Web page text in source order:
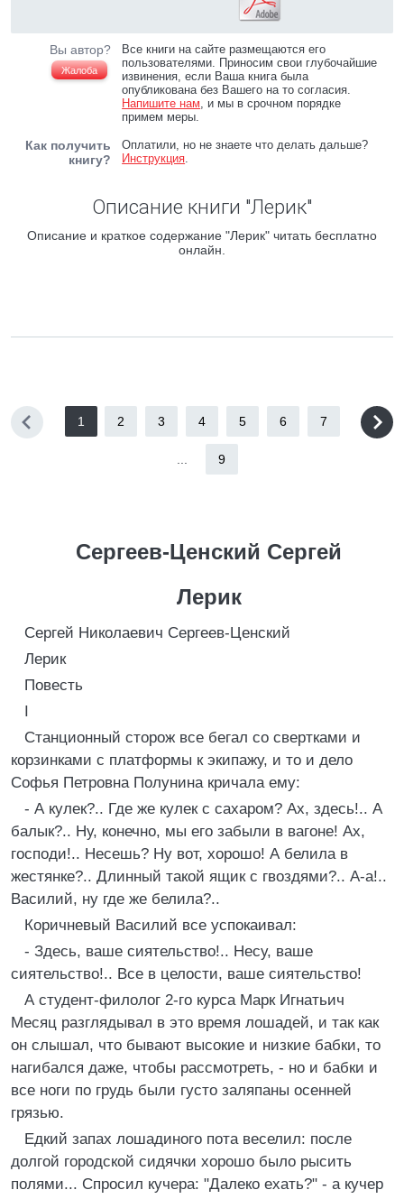
Вы автор?
Жалоба
Все книги на сайте размещаются его
пользователями. Приносим свои глубочайшие
извинения, если Ваша книга была
опубликована без Вашего на то согласия.
Напишите нам, и мы в срочном порядке
примем меры.
Как получить
книгу?
Оплатили, но не знаете что делать дальше?
Инструкция.
Описание книги "Лерик"
Описание и краткое содержание "Лерик" читать бесплатно
онлайн.
1 2 3 4 5 6 7
9
Сергеев-Ценский Сергей
Лерик
Сергей Николаевич Сергеев-Ценский
Лерик
Повесть
I
Станционный сторож все бегал со свертками и
корзинками с платформы к экипажу, и то и дело
Софья Петровна Полунина кричала ему:
- А кулек?.. Где же кулек с сахаром? Ах, здесь!.. А
балык?.. Ну, конечно, мы его забыли в вагоне! Ах,
господи!.. Несешь? Ну вот, хорошо! А белила в
жестянке?.. Длинный такой ящик с гвоздями?.. А-а!..
Василий, ну где же белила?..
Коричневый Василий все успокаивал:
- Здесь, ваше сиятельство!.. Несу, ваше
сиятельство!.. Все в целости, ваше сиятельство!
А студент-филолог 2-го курса Марк Игнатьич
Месяц разглядывал в это время лошадей, и так как
он слышал, что бывают высокие и низкие бабки, то
нагибался даже, чтобы рассмотреть, - но и бабки и
все ноги по грудь были густо заляпаны осенней
грязью.
Едкий запах лошадиного пота веселил: после
долгой городской сидячки хорошо было рысить
полями... Спросил кучера: "Далеко ехать?" - а кучер